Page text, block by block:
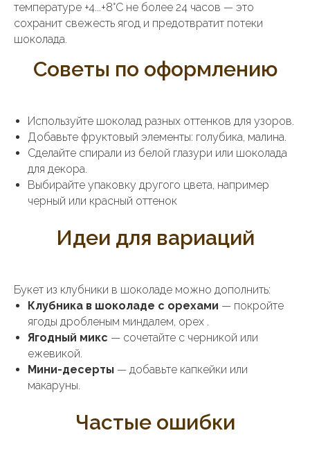
температуре +4...+8°C не более 24 часов — это
сохранит свежесть ягод и предотвратит потеки
шоколада.
Советы по оформлению
Используйте шоколад разных оттенков для узоров.
Добавьте фруктовый элементы: голубика, малина.
Сделайте спирали из белой глазури или шоколада
для декора.
Выбирайте упаковку другого цвета, например
черный или красный оттенок
Идеи для вариаций
Букет из клубники в шоколаде можно дополнить:
Клубника в шоколаде с орехами — покройте
ягоды дробленым миндалем, орех .
Ягодный микс — сочетайте с черникой или
ежевикой.
Мини-десерты — добавьте капкейки или
макаруны.
Частые ошибки